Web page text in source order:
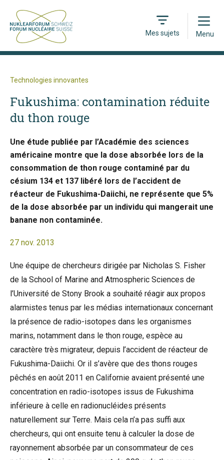
Mes sujets
Open
Menu
Technologies innovantes
Fukushima: contamination réduite
du thon rouge
Une étude publiée par l’Académie des sciences
américaine montre que la dose absorbée lors de la
consommation de thon rouge contaminé par du
césium 134 et 137 libéré lors de l’accident de
réacteur de Fukushima-Daiichi, ne représente que 5%
de la dose absorbée par un individu qui mangerait une
banane non contaminée.
27 nov. 2013
Une équipe de chercheurs dirigée par Nicholas S. Fisher
de la School of Marine and Atmospheric Sciences de
l’Université de Stony Brook a souhaité réagir aux propos
alarmistes tenus par les médias internationaux concernant
la présence de radio-isotopes dans les organismes
marins, notamment dans le thon rouge, espèce au
caractère très migrateur, depuis l’accident de réacteur de
Fukushima-Daiichi. Or il s’avère que des thons rouges
pêchés en août 2011 en Californie avaient présenté une
concentration en radio-isotopes issus de Fukushima
inférieure à celle en radionucléides présents
naturellement sur Terre. Mais cela n’a pas suffi aux
chercheurs, qui ont ensuite tenu à calculer la dose de
rayonnement absorbée par un consommateur de ces